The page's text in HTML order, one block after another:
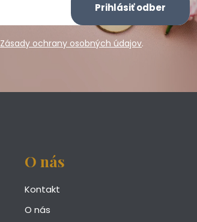
Zásady ochrany osobných údajov.
Prihlásiť odber
O nás
Kontakt
O nás